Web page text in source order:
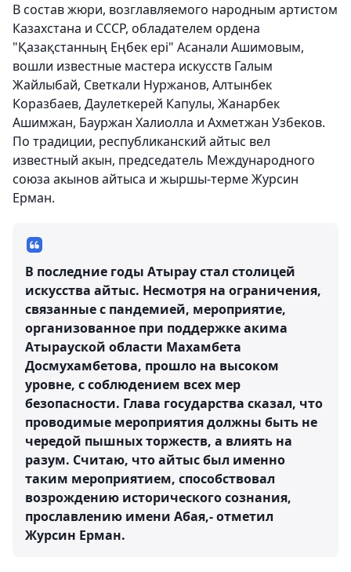
В состав жюри, возглавляемого народным артистом
Казахстана и СССР, обладателем ордена
"Қазақстанның Еңбек ері" Асанали Ашимовым,
вошли известные мастера искусств Галым
Жайлыбай, Светкали Нуржанов, Алтынбек
Коразбаев, Даулеткерей Капулы, Жанарбек
Ашимжан, Бауржан Халиолла и Ахметжан Узбеков.
По традиции, республиканский айтыс вел
известный акын, председатель Международного
союза акынов айтыса и жыршы-терме Журсин
Ерман.
В последние годы Атырау стал столицей
искусства айтыс. Несмотря на ограничения,
связанные с пандемией, мероприятие,
организованное при поддержке акима
Атырауской области Махамбета
Досмухамбетова, прошло на высоком
уровне, с соблюдением всех мер
безопасности. Глава государства сказал, что
проводимые мероприятия должны быть не
чередой пышных торжеств, а влиять на
разум. Считаю, что айтыс был именно
таким мероприятием, способствовал
возрождению исторического сознания,
прославлению имени Абая,- отметил
Журсин Ерман.